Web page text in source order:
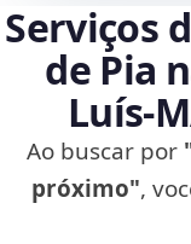
Serviços
de Pia
Ao buscar por
próximo",